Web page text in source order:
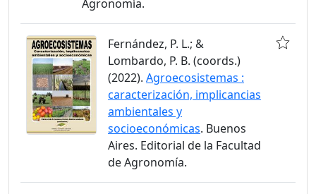
Agronomía.
Fernández, P. L.; &
Lombardo, P. B. (coords.)
(2022). Agroecosistemas :
caracterización, implicancias
ambientales y
socioeconómicas. Buenos
Aires. Editorial de la Facultad
de Agronomía.